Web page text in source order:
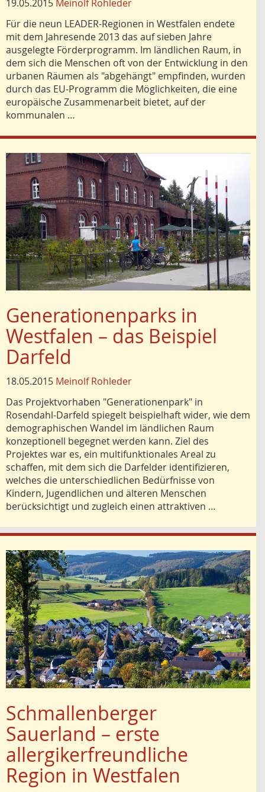
19.05.2015 Meinolf Rohleder
Für die neun LEADER-Regionen in Westfalen endete
mit dem Jahresende 2013 das auf sieben Jahre
ausgelegte Förderprogramm. Im ländlichen Raum, in
dem sich die Menschen oft von der Entwicklung in den
urbanen Räumen als "abgehängt" empfinden, wurden
durch das EU-Programm die Möglichkeiten, die eine
europäische Zusammenarbeit bietet, auf der
kommunalen …
Generationenparks in
Westfalen – das Beispiel
Darfeld
18.05.2015 Meinolf Rohleder
Das Projektvorhaben "Generationenpark" in
Rosendahl-Darfeld spiegelt beispielhaft wider, wie dem
demographischen Wandel im ländlichen Raum
konzeptionell begegnet werden kann. Ziel des
Projektes war es, ein multifunktionales Areal zu
schaffen, mit dem sich die Darfelder identifizieren,
welches die unterschiedlichen Bedürfnisse von
Kindern, Jugendlichen und älteren Menschen
berücksichtigt und zugleich einen attraktiven …
Schmallenberger
Sauerland – erste
allergikerfreundliche
Region in Westfalen